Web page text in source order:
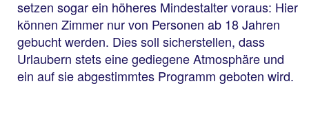
setzen sogar ein höheres Mindestalter voraus: Hier
können Zimmer nur von Personen ab 18 Jahren
gebucht werden. Dies soll sicherstellen, dass
Urlaubern stets eine gediegene Atmosphäre und
ein auf sie abgestimmtes Programm geboten wird.